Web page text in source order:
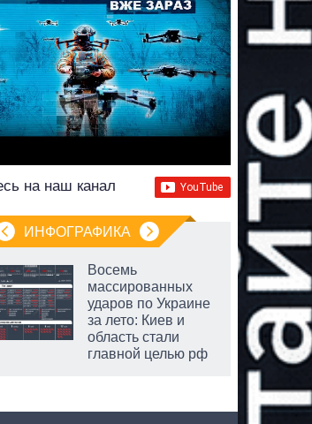
на наш канал
ИНФОГРАФИКА
Восемь
массированных
ударов по Украине
за лето: Киев и
область стали
главной целью рф